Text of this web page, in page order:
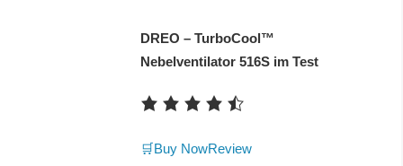
DREO – TurboCool™
Nebelventilator 516S im Test
🛒Buy NowReview